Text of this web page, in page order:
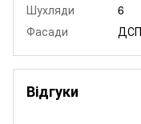
Шухляди
6
Фасади
ДСП
Відгуки